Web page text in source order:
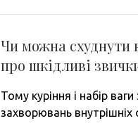
Чи можна схуднути
про шкідливі
Тому куріння і набір
захворювань внутрішніх